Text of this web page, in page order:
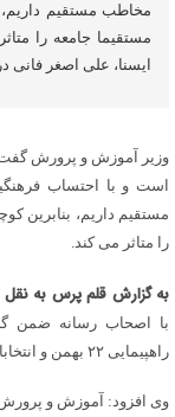
مخاطب مستقیم داریم،
مستقیما جامعه را
ایسنا، علی اصغر فانی
وزیر آموزش و پرورش
مستقیم داریم، بنابرین
را متاثر می کند.
به گزارش قلم پرس به نقل
با اصحاب رسانه ضمن
راهپیمایی ۲۲ بهمن و انتخابات هفتم اسفندماه شاهد حضور حداکثری مردم باشیم.
وی افزود: آموزش و